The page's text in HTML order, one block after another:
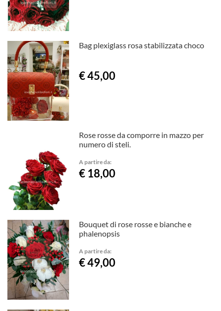
Bag plexiglass rosa stabilizzata choco
€ 45,00
Rose rosse da comporre in mazzo per
numero di steli.
A partire da:
€ 18,00
Bouquet di rose rosse e bianche e
phalenopsis
A partire da:
€ 49,00